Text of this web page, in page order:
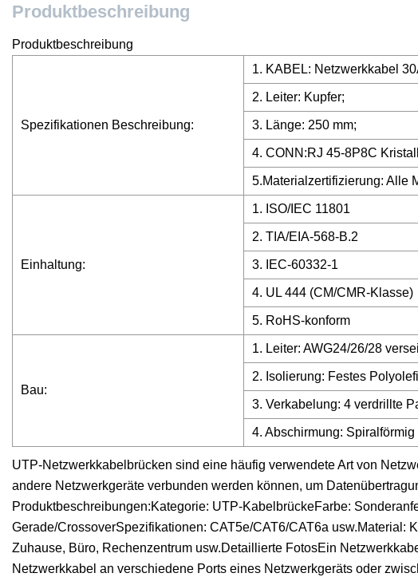
Produktbeschreibung
Produktbeschreibung
Spezifikationen Beschreibung:
1. KABEL: Netzwerkkabel
2. Leiter: Kupfer;
3. Länge: 250 mm;
4. CONN:RJ 45-8P8C
5.Materialzertifizierung: Alle
Einhaltung:
1. ISO/IEC 11801
2. TIA/EIA-568-B.2
3. IEC-60332-1
4. UL 444 (CM/CMR-Klasse)
5. RoHS-konform
Bau:
1. Leiter: AWG24/26/28
2. Isolierung: Festes
3. Verkabelung: 4 verdrillte
4. Abschirmung:
UTP-Netzwerkkabelbrücken sind eine häufig verwendete Art von
andere Netzwerkgeräte verbunden werden können, um
Produktbeschreibungen:Kategorie: UTP-KabelbrückeFarbe:
Gerade/CrossoverSpezifikationen: CAT5e/CAT6/CAT6a usw.Material:
Zuhause, Büro, Rechenzentrum usw.Detaillierte FotosEin
Netzwerkkabel an verschiedene Ports eines Netzwerkgeräts oder